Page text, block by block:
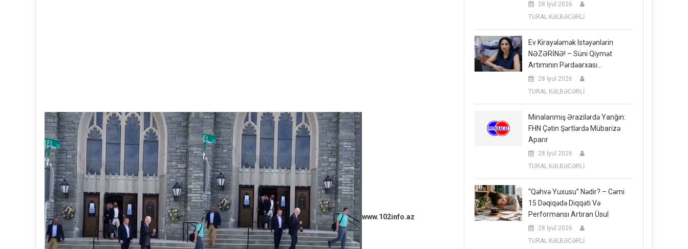
www.102info.az
28 İyul 2026
TURAL KƏLBƏCƏRLİ
Ev Kirayələmək Istəyənlərin
NƏZƏRİNƏ! – Süni Qiymət
Artımının Pərdəarxası…
28 İyul 2026
TURAL KƏLBƏCƏRLİ
Minalanmış Ərazilərdə Yanğın:
FHN Çətin Şərtlərdə Mübarizə
Aparır
28 İyul 2026
TURAL KƏLBƏCƏRLİ
“Qəhvə Yuxusu” Nədir? – Cəmi
15 Dəqiqədə Diqqəti Və
Performansı Artıran Üsul
28 İyul 2026
TURAL KƏLBƏCƏRLİ